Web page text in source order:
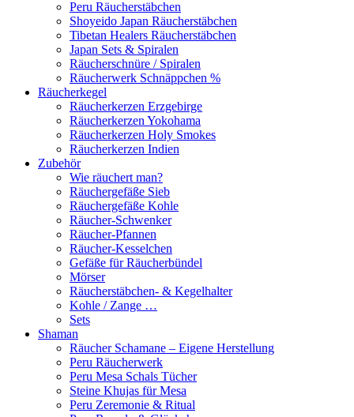
Peru Räucherstäbchen
Shoyeido Japan Räucherstäbchen
Tibetan Healers Räucherstäbchen
Japan Sets & Spiralen
Räucherschnüre / Spiralen
Räucherwerk Schnäppchen %
Räucherkegel
Räucherkerzen Erzgebirge
Räucherkerzen Yokohama
Räucherkerzen Holy Smokes
Räucherkerzen Indien
Zubehör
Wie räuchert man?
Räuchergefäße Sieb
Räuchergefäße Kohle
Räucher-Schwenker
Räucher-Pfannen
Räucher-Kesselchen
Gefäße für Räucherbündel
Mörser
Räucherstäbchen- & Kegelhalter
Kohle / Zange …
Sets
Shaman
Räucher Schamane – Eigene Herstellung
Peru Räucherwerk
Peru Mesa Schals Tücher
Steine Khujas für Mesa
Peru Zeremonie & Ritual